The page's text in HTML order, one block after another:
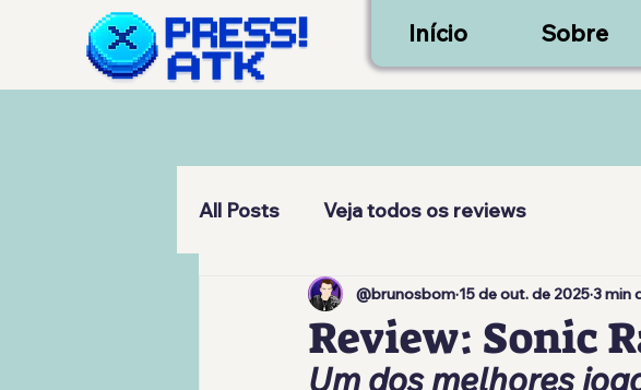
Início Sobre
All Posts Veja todos os reviews
Review: Sonic
@brunosbom 15 de out. de 20253 min
Um dos melhores